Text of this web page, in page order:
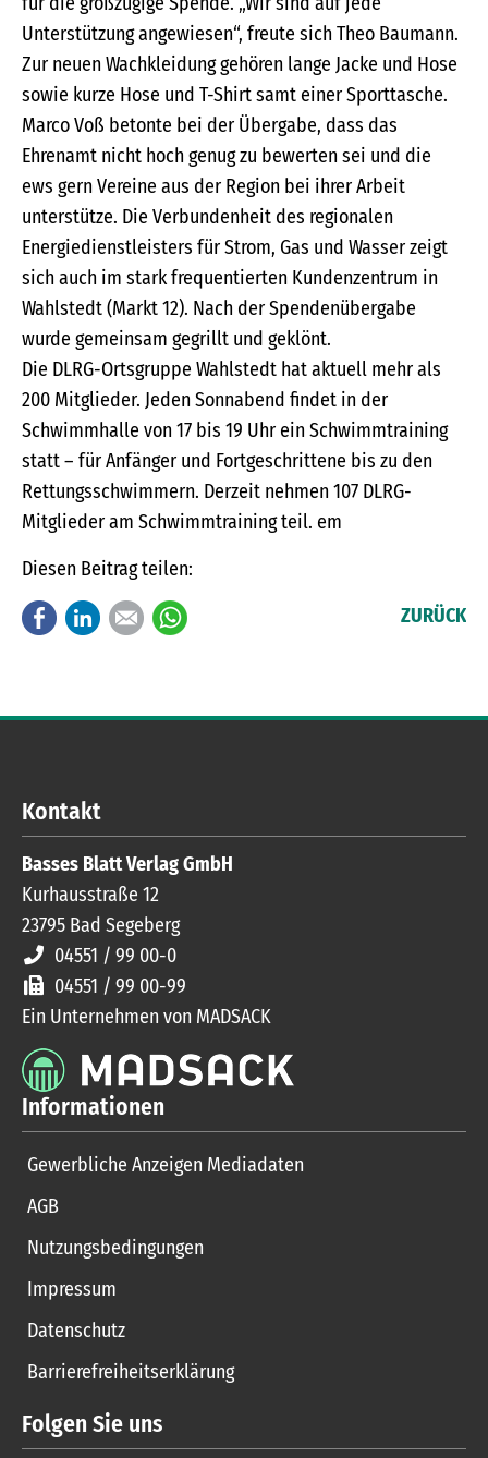
Unterstützung angewiesen“, freute sich Theo Baumann.
Zur neuen Wachkleidung gehören lange Jacke und Hose
sowie kurze Hose und T-Shirt samt einer Sporttasche.
Marco Voß betonte bei der Übergabe, dass das
Ehrenamt nicht hoch genug zu bewerten sei und die
ews gern Vereine aus der Region bei ihrer Arbeit
unterstütze. Die Verbundenheit des regionalen
Energiedienstleisters für Strom, Gas und Wasser zeigt
sich auch im stark frequentierten Kundenzentrum in
Wahlstedt (Markt 12). Nach der Spendenübergabe
wurde gemeinsam gegrillt und geklönt.
Die DLRG-Ortsgruppe Wahlstedt hat aktuell mehr als
200 Mitglieder. Jeden Sonnabend findet in der
Schwimmhalle von 17 bis 19 Uhr ein Schwimmtraining
statt – für Anfänger und Fortgeschrittene bis zu den
Rettungsschwimmern. Derzeit nehmen 107 DLRG-
Mitglieder am Schwimmtraining teil. em
Diesen Beitrag teilen:
FacebookLinkedInE-mail ZURÜCK
Kontakt
Basses Blatt Verlag GmbH
Kurhausstraße 12
23795 Bad Segeberg
04551 / 99 00-0
04551 / 99 00-99
Ein Unternehmen von MADSACK
Informationen
Gewerbliche Anzeigen Mediadaten
AGB
Nutzungsbedingungen
Impressum
Datenschutz
Barrierefreiheitserklärung
Folgen Sie uns